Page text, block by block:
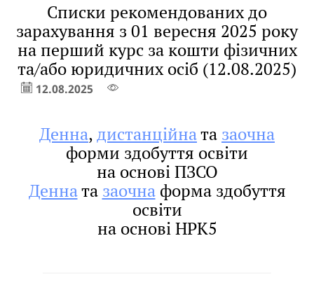
Списки рекомендованих до
зарахування з 01 вересня 2025 року
на перший курс за кошти фізичних
та/або юридичних осіб (12.08.2025)
12.08.2025
Денна,дистанційната заочна
форми здобуття освіти
на основі ПЗСО
Денната заочнаформа здобуття
освіти
на основі НРК5